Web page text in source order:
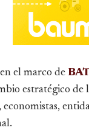
el marco de
estratégico de